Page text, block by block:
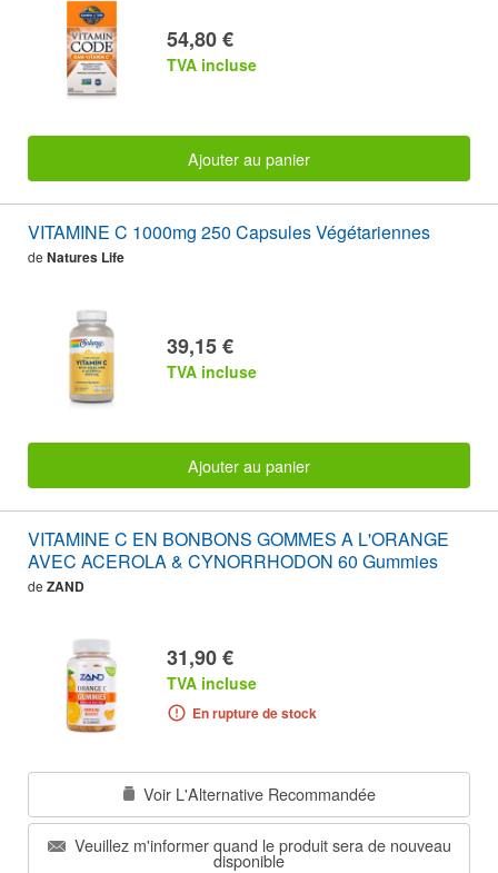
54,80 €
TVA incluse
Ajouter au panier
VITAMINE C 1000mg 250 Capsules Végétariennes
de Natures Life
39,15 €
TVA incluse
Ajouter au panier
VITAMINE C EN BONBONS GOMMES A L'ORANGE
AVEC ACEROLA & CYNORRHODON 60 Gummies
de ZAND
31,90 €
TVA incluse
En rupture de stock
Voir L'Alternative Recommandée
Veuillez m'informer quand le produit sera de nouveau
disponible